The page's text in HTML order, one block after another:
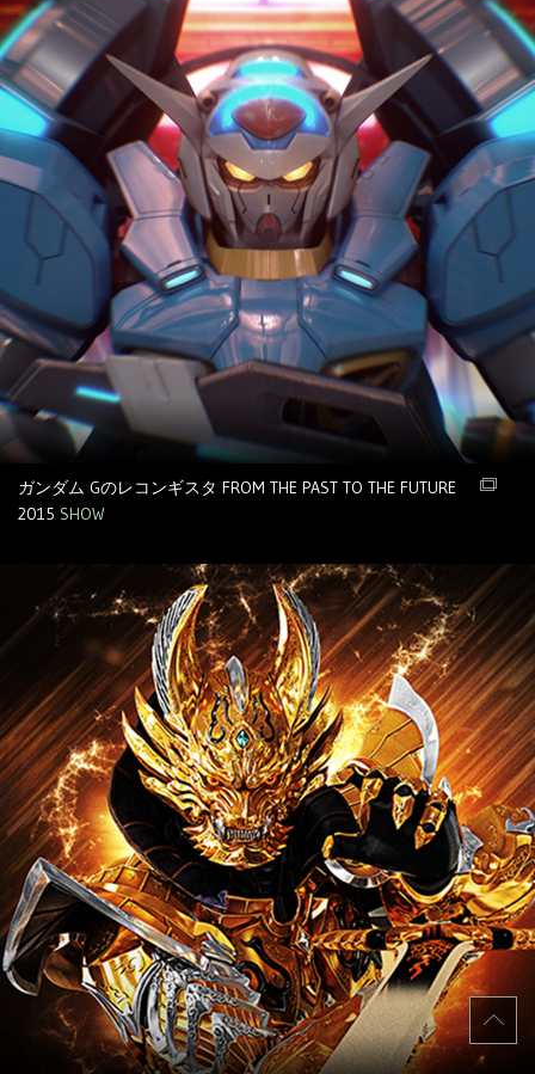
ガンダム Gのレコンギスタ FROM THE PAST TO THE FUTURE
2015 SHOW